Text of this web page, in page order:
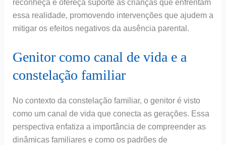
reconheça e ofereça suporte às crianças que enfrentam
essa realidade, promovendo intervenções que ajudem a
mitigar os efeitos negativos da ausência parental.
Genitor como canal de vida e a
constelação familiar
No contexto da constelação familiar, o genitor é visto
como um canal de vida que conecta as gerações. Essa
perspectiva enfatiza a importância de compreender as
dinâmicas familiares e como os padrões de